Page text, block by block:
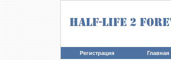
Регистрация Главная